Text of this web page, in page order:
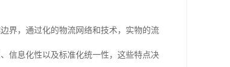
界，通过化的物流网络和技术，实物的流
信息化性以及标准化统一性，这些特点决